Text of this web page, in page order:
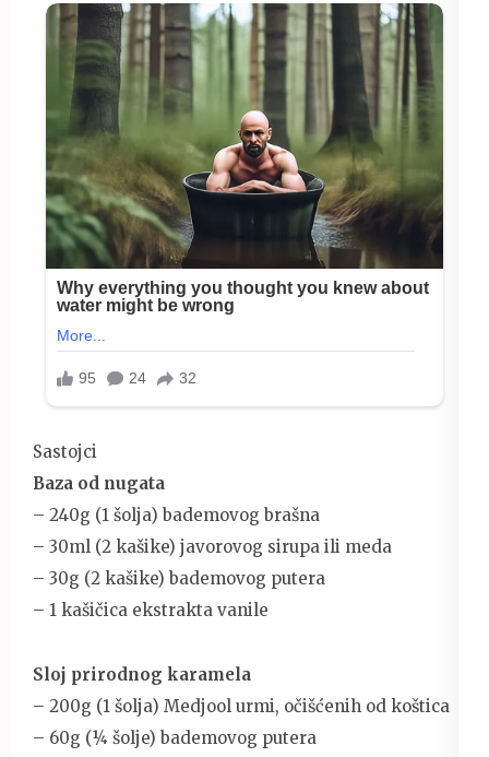
Sastojci
Baza od nugata
– 240g (1 šolja) bademovog brašna
– 30ml (2 kašike) javorovog sirupa ili meda
– 30g (2 kašike) bademovog putera
– 1 kašičica ekstrakta vanile
Sloj prirodnog karamela
– 200g (1 šolja) Medjool urmi, očišćenih od koštica
– 60g (¼ šolje) bademovog putera